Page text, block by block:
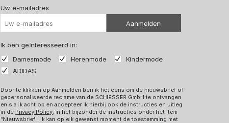
Uw e-mailadres
Aanmelden
Ik ben geïnteresseerd in:
Damesmode
Herenmode
Kindermode
ADIDAS
Door te klikken op Aanmelden ben ik het eens om de nieuwsbrief of
gepersonaliseerde reclame van de SCHIESSER GmbH te ontvangen
en sla ik acht op en accepteer ik hierbij ook de instructies en uitleg
in de Privacy Policy, in het bijzonder de instructies onder het item
"Nieuwsbrief". Ik kan op elk gewenst moment de toestemming met